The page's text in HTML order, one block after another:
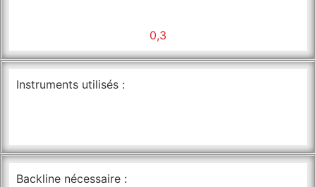
0,3
Instruments utilisés :
Backline nécessaire :